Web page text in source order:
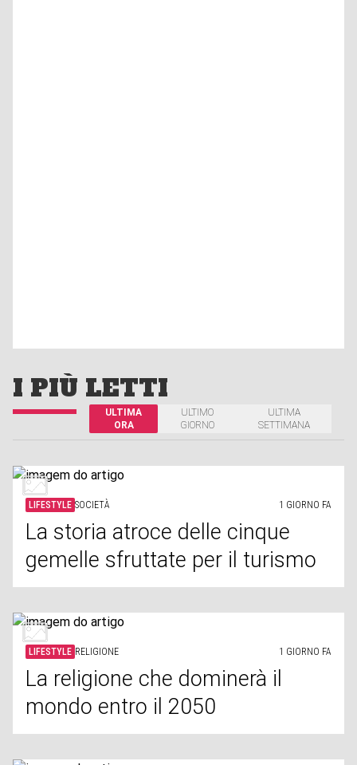
I PIÙ LETTI
ULTIMA
ORA
ULTIMO
GIORNO
ULTIMA
SETTIMANA
LIFESTYLE SOCIETÀ 1 GIORNO FA
La storia atroce delle cinque
gemelle sfruttate per il turismo
LIFESTYLE RELIGIONE 1 GIORNO FA
La religione che dominerà il
mondo entro il 2050